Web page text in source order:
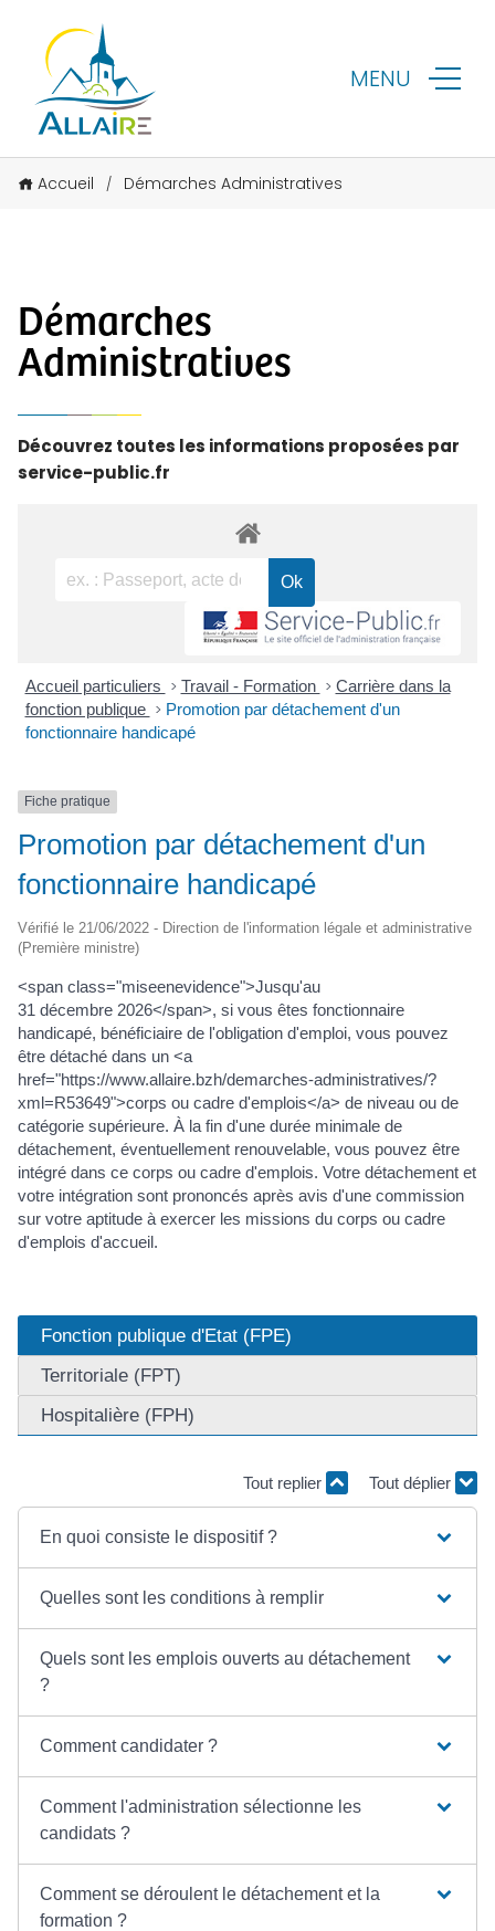
MENU
Accueil / Démarches Administratives
Démarches
Administratives
Découvrez toutes les informations proposées par
service-public.fr
Accueil particuliers > Travail - Formation > Carrière dans la
fonction publique > Promotion par détachement d'un
fonctionnaire handicapé
Fiche pratique
Promotion par détachement d'un
fonctionnaire handicapé
Vérifié le 21/06/2022 - Direction de l'information légale et administrative
(Première ministre)
<span class="miseenevidence">Jusqu'au
31 décembre 2026</span>, si vous êtes fonctionnaire
handicapé, bénéficiaire de l'obligation d'emploi, vous pouvez
être détaché dans un <a
href="https://www.allaire.bzh/demarches-administratives/?
xml=R53649">corps ou cadre d'emplois</a> de niveau ou de
catégorie supérieure. À la fin d'une durée minimale de
détachement, éventuellement renouvelable, vous pouvez être
intégré dans ce corps ou cadre d'emplois. Votre détachement et
votre intégration sont prononcés après avis d'une commission
sur votre aptitude à exercer les missions du corps ou cadre
d'emplois d'accueil.
Fonction publique d'Etat (FPE)
Territoriale (FPT)
Hospitalière (FPH)
Tout replier Tout déplier
En quoi consiste le dispositif ?
Quelles sont les conditions à remplir
Quels sont les emplois ouverts au détachement
?
Comment candidater ?
Comment l'administration sélectionne les
candidats ?
Comment se déroulent le détachement et la
formation ?